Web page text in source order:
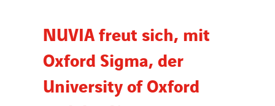
NUVIA freut sich, mit
Oxford Sigma, der
University of Oxford